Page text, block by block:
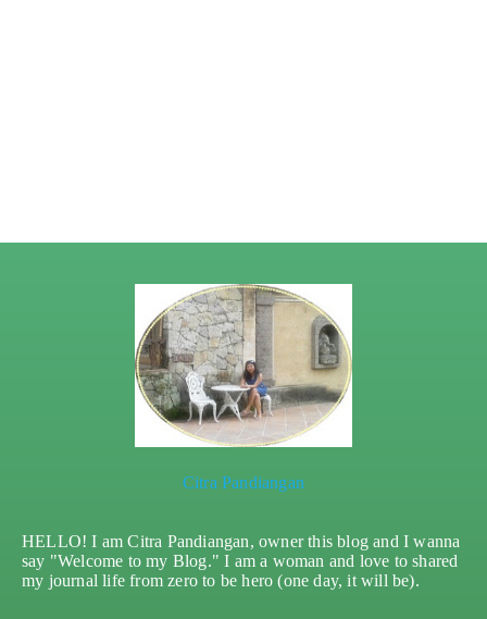
Citra Pandiangan
HELLO! I am Citra Pandiangan, owner this blog and I wanna
say "Welcome to my Blog." I am a woman and love to shared
my journal life from zero to be hero (one day, it will be).